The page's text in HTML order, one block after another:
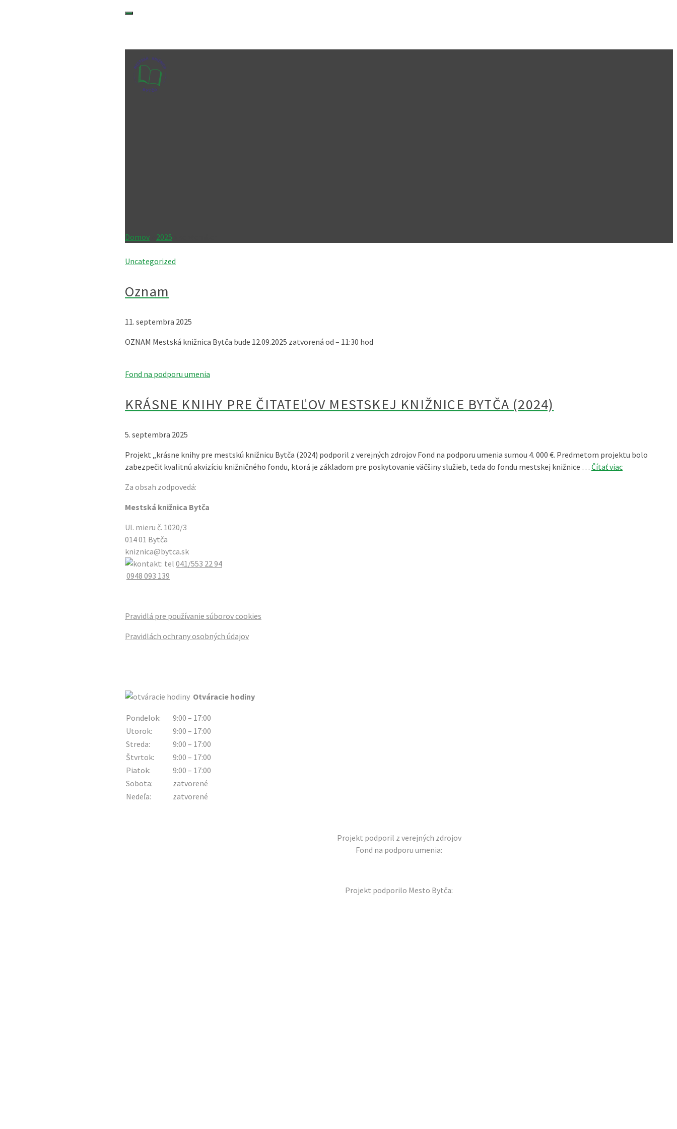
Domov 2025
Uncategorized
Oznam
11. septembra 2025
OZNAM Mestská knižnica Bytča bude 12.09.2025 zatvorená od – 11:30 hod
Fond na podporu umenia
KRÁSNE KNIHY PRE ČITATEĽOV MESTSKEJ KNIŽNICE BYTČA (2024)
5. septembra 2025
Projekt „krásne knihy pre mestskú knižnicu Bytča (2024) podporil z verejných zdrojov Fond na podporu umenia sumou 4. 000 €. Predmetom projektu bolo
zabezpečiť kvalitnú akvizíciu knižničného fondu, ktorá je základom pre poskytovanie väčšiny služieb, teda do fondu mestskej knižnice … Čítať viac
Za obsah zodpovedá:
Mestská knižnica Bytča
Ul. mieru č. 1020/3
014 01 Bytča
kniznica@bytca.sk
041/553 22 94
0948 093 139
Pravidlá pre používanie súborov cookies
Pravidlách ochrany osobných údajov
Otváracie hodiny
Pondelok:
9:00 – 17:00
Utorok:
9:00 – 17:00
Streda:
9:00 – 17:00
Štvrtok:
9:00 – 17:00
Piatok:
9:00 – 17:00
Sobota:
zatvorené
Nedeľa:
zatvorené
Projekt podporil z verejných zdrojov
Fond na podporu umenia:
Projekt podporilo Mesto Bytča: